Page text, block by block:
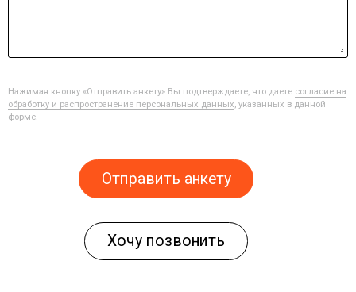
Нажимая кнопку «Отправить анкету» Вы подтверждаете, что даете согласие на
обработку и распространение персональных данных, указанных в данной
форме.
Отправить анкету
Хочу позвонить